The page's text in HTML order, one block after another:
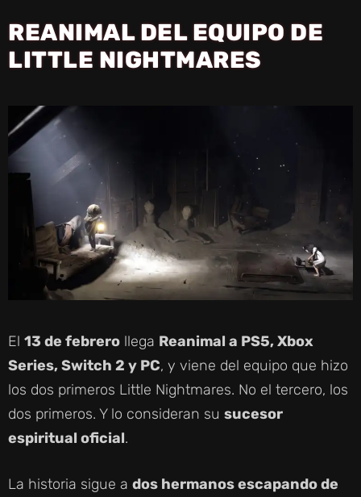
REANIMAL DEL EQUIPO DE
LITTLE NIGHTMARES
El 13 de febrero llega Reanimal a PS5, Xbox
Series, Switch 2 y PC, y viene del equipo que hizo
los dos primeros Little Nightmares. No el tercero, los
dos primeros. Y lo consideran su sucesor
espiritual oficial.
La historia sigue a dos hermanos escapando de